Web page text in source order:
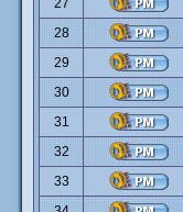
27
28
29
30
31
32
33